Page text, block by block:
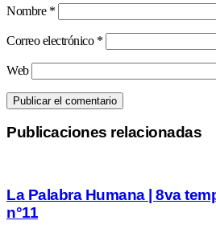
Nombre *
Correo electrónico *
Web
Publicaciones relacionadas
La Palabra Humana | 8va
n°11